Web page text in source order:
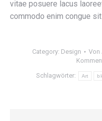
vitae posuere lacus
commodo enim congue sit
Category: Design Von
Schlagwörter: Art